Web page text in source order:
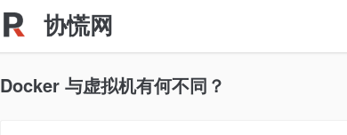
协慌网
Docker 与虚拟机有何不同？